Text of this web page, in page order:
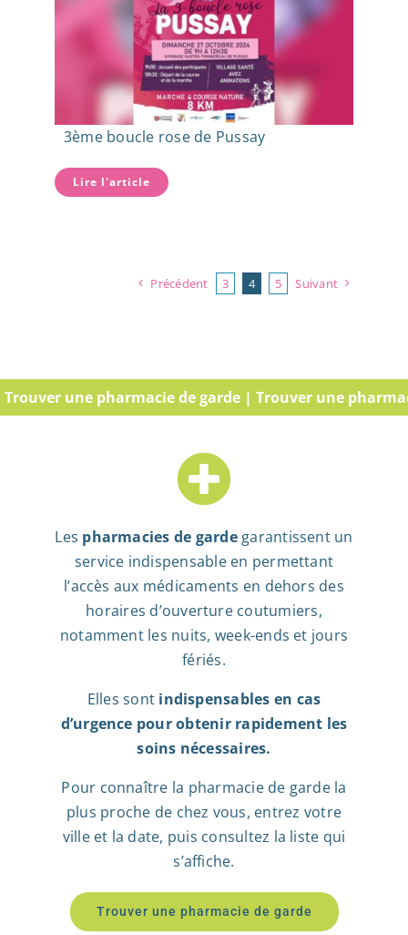
3ème boucle rose de Pussay
Lire l'article
Précédent 3 4 5 Suivant
une pharmacie de garde | Trouver une pharmacie
Les pharmacies de gardegarantissent un
service indispensable en permettant
l’accès aux médicaments en dehors des
horaires d’ouverture coutumiers,
notamment les nuits, week-ends et jours
fériés.
Elles sont indispensables en cas
d’urgence pour obtenir rapidement les
soins nécessaires.
Pour connaître la pharmacie de garde la
plus proche de chez vous, entrez votre
ville et la date, puis consultez la liste qui
s’affiche.
Trouver une pharmacie de garde